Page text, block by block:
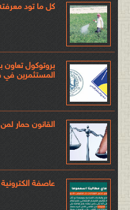
كل ما تود
بروتوكول تعاون
المستثمرين في
القانون حمار
عاصفة الكترونية